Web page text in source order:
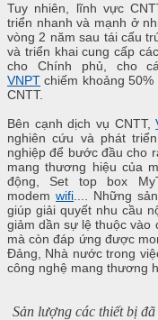
Tuy nhiên, lĩnh vực
triển nhanh và mạnh ở
vòng 2 năm sau tái cấu
và triển khai cung cấp
cho Chính phủ, cho
VNPT chiếm khoảng
CNTT.
Bên cạnh dịch vụ CNTT,
nghiên cứu và phát
nghiệp để bước đầu cho
mang thương hiệu của
động, Set top box
modemwifi.... Những
giúp giải quyết nhu cầu
giảm dần sự lệ thuộc vào
mà còn đáp ứng được
Đảng, Nhà nước trong
công nghệ mang thương
Sản lượng các thiết bị